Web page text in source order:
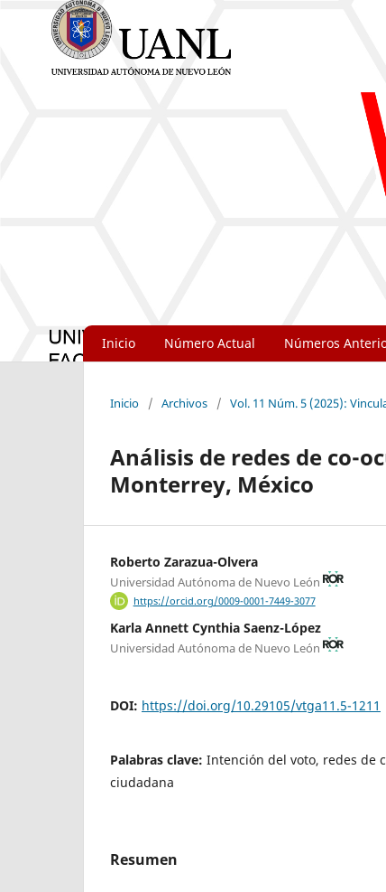
Inicio Número Actual Números
Inicio / Archivos / Vol. 11 Núm. 5 (2025):
Análisis de redes de co-
Monterrey, México
Roberto Zarazua-Olvera
Universidad Autónoma de Nuevo León
https://orcid.org/0009-0001-7449-3077
Karla Annett Cynthia Saenz-López
Universidad Autónoma de Nuevo León
DOI: https://doi.org/10.29105/vtga11.5-1211
Palabras clave: Intención del voto, redes de
ciudadana
Resumen